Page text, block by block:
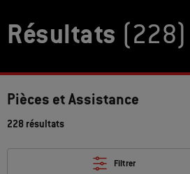
Résultats (228)
Pièces et Assistance
228 résultats
Filtrer